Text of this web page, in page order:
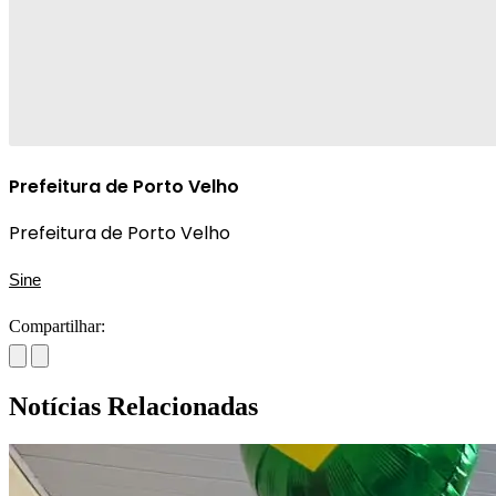
Prefeitura de Porto Velho
Prefeitura de Porto Velho
Sine
Compartilhar:
Notícias Relacionadas